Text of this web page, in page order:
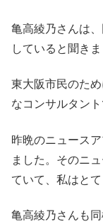
亀高綾乃さんは
していると聞きま
東大阪市民のた
なコンサルタント
昨晩のニュース
ました。そのニ
ていて、私はと
亀高綾乃さんも